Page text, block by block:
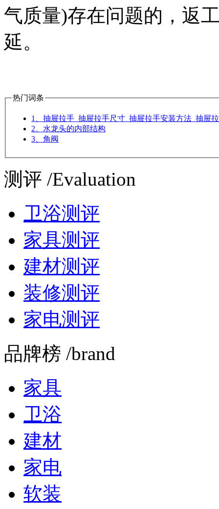
气质量)存在问题的，返
延。
热门词条
1、抽屉拉手_抽屉拉手尺寸_抽屉拉手安装方法_抽屉
2、水龙头的内部结构
3、角阀
测评 /Evaluation
卫浴测评
家具测评
建材测评
装修测评
家电测评
品牌榜 /brand
家具
卫浴
建材
家电
软装